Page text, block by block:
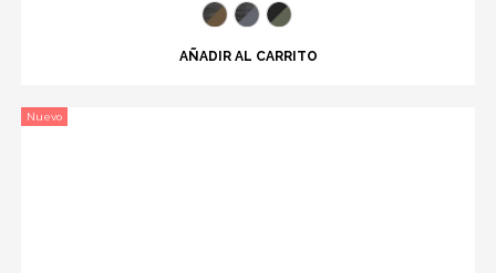
AÑADIR AL CARRITO
Nuevo